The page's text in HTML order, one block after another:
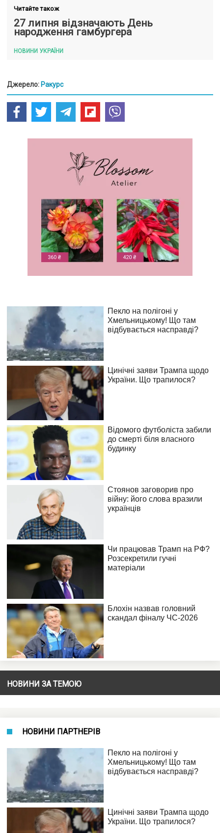
Читайте також
27 липня відзначають День
народження гамбургера
НОВИНИ УКРАЇНИ
Джерело: Ракурс
НОВИНИ ЗА ТЕМОЮ
НОВИНИ ПАРТНЕРІВ